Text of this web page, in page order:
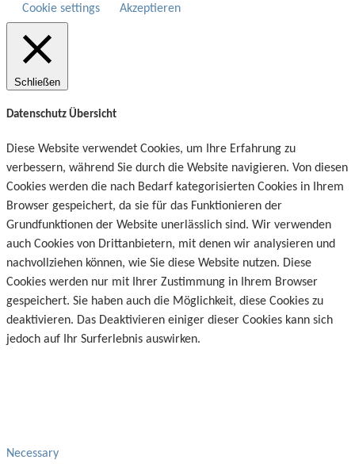
Cookie settings
Akzeptieren
Schließen
Datenschutz Übersicht
Diese Website verwendet Cookies, um Ihre Erfahrung zu
verbessern, während Sie durch die Website navigieren. Von diesen
Cookies werden die nach Bedarf kategorisierten Cookies in Ihrem
Browser gespeichert, da sie für das Funktionieren der
Grundfunktionen der Website unerlässlich sind. Wir verwenden
auch Cookies von Drittanbietern, mit denen wir analysieren und
nachvollziehen können, wie Sie diese Website nutzen. Diese
Cookies werden nur mit Ihrer Zustimmung in Ihrem Browser
gespeichert. Sie haben auch die Möglichkeit, diese Cookies zu
deaktivieren. Das Deaktivieren einiger dieser Cookies kann sich
jedoch auf Ihr Surferlebnis auswirken.
Necessary